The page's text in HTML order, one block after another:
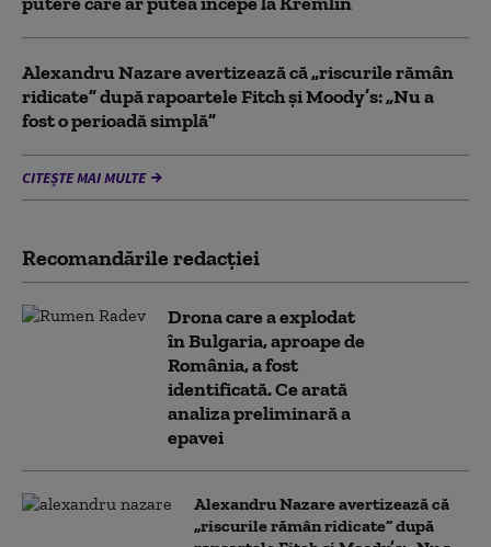
Alexandru Nazare avertizează că „riscurile rămân
ridicate” după rapoartele Fitch și Moody’s: „Nu a
fost o perioadă simplă”
CITEȘTE MAI MULTE
Recomandările redacţiei
Drona care a explodat
în Bulgaria, aproape de
România, a fost
identificată. Ce arată
analiza preliminară a
epavei
Alexandru Nazare avertizează că
„riscurile rămân ridicate” după